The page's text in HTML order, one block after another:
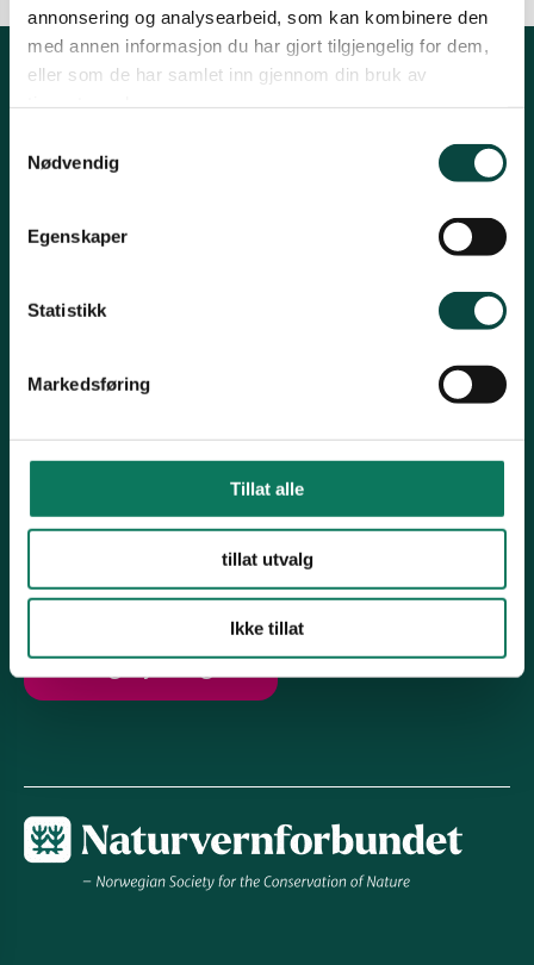
annonsering og analysearbeid, som kan kombinere den
med annen informasjon du har gjort tilgjengelig for dem,
eller som de har samlet inn gjennom din bruk av
Nødvendig
Egenskaper
Statistikk
Markedsføring
Tillat alle
tillat utvalg
Ikke tillat
Rauma
Tingvoll
Fylkessekretær, Øystein Folden
Epost: moreogromsdal@naturvernforbundet.no
Kontonummer 12546262829
Naturmangfold
Engasjer deg!